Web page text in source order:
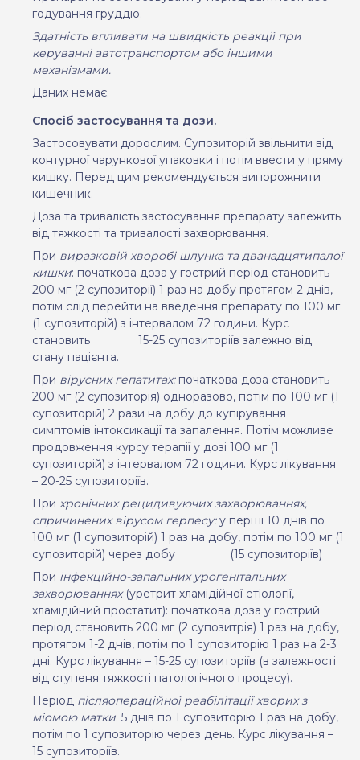
годування груддю.
Здатність впливати на швидкість реакції при
керуванні автотранспортом або іншими
механізмами.
Даних немає.
Спосіб застосування та дози.
Застосовувати дорослим. Супозиторій звільнити від
контурної чарункової упаковки і потім ввести у пряму
кишку. Перед цим рекомендується випорожнити
кишечник.
Доза та тривалість застосування препарату залежить
від тяжкості та тривалості захворювання.
При виразковій хворобі шлунка та дванадцятипалої
кишки: початкова доза у гострий період становить
200 мг (2 супозиторії) 1 раз на добу протягом 2 днів,
потім слід перейти на введення препарату по 100 мг
(1 супозиторій) з інтервалом 72 години. Курс
становить
15-25 супозиторіїв залежно від
стану пацієнта.
При вірусних гепатитах:початкова доза становить
200 мг (2 супозиторія) одноразово, потім по 100 мг (1
супозиторій) 2 рази на добу до купірування
симптомів інтоксикації та запалення. Потім можливе
продовження курсу терапії у дозі 100 мг (1
супозиторій) з інтервалом 72 години. Курс лікування
– 20-25 супозиторіїв.
При хронічних рецидивуючих захворюваннях,
спричинених вірусом герпесу: у перші 10 днів по
100 мг (1 супозиторій) 1 раз на добу, потім по 100 мг (1
супозиторій) через добу
(15 супозиторіїв)
При інфекційно-запальних урогенітальних
захворюваннях(уретрит хламідійної етіології,
хламідійний простатит): початкова доза у гострий
період становить 200 мг (2 супозитрія) 1 раз на добу,
протягом 1-2 днів, потім по 1 супозиторію 1 раз на 2-3
дні. Курс лікування – 15-25 супозиторіїв (в залежності
від ступеня тяжкості патологічного процесу).
Період післяопераційної реабілітації хворих з
міомою матки: 5 днів по 1 супозиторію 1 раз на добу,
потім по 1 супозиторію через день. Курс лікування –
15 супозиторіїв.